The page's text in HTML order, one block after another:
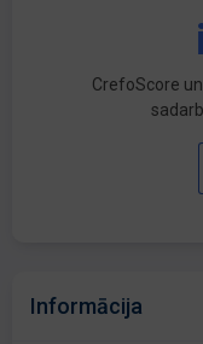
CrefoScore
Informācija